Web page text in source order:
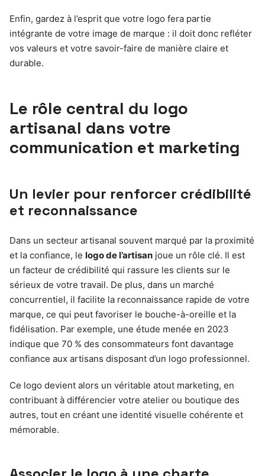
Enfin, gardez à l’esprit que votre logo fera partie
intégrante de votre image de marque : il doit donc refléter
vos valeurs et votre savoir-faire de manière claire et
durable.
Le rôle central du logo
artisanal dans votre
communication et marketing
Un levier pour renforcer crédibilité
et reconnaissance
Dans un secteur artisanal souvent marqué par la proximité
et la confiance, le logo de l’artisan joue un rôle clé. Il est
un facteur de crédibilité qui rassure les clients sur le
sérieux de votre travail. De plus, dans un marché
concurrentiel, il facilite la reconnaissance rapide de votre
marque, ce qui peut favoriser le bouche-à-oreille et la
fidélisation. Par exemple, une étude menée en 2023
indique que 70 % des consommateurs font davantage
confiance aux artisans disposant d’un logo professionnel.
Ce logo devient alors un véritable atout marketing, en
contribuant à différencier votre atelier ou boutique des
autres, tout en créant une identité visuelle cohérente et
mémorable.